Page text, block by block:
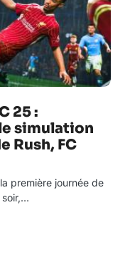
25 :
simulation
Rush, FC
première journée de
soir,…